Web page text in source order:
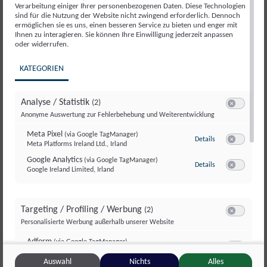
Verarbeitung einiger Ihrer personenbezogenen Daten. Diese Technologien
sind für die Nutzung der Website nicht zwingend erforderlich. Dennoch
ermöglichen sie es uns, einen besseren Service zu bieten und enger mit
Ihnen zu interagieren. Sie können Ihre Einwilligung jederzeit anpassen
oder widerrufen.
KATEGORIEN
Analyse / Statistik (2)
Anonyme Auswertung zur Fehlerbehebung und Weiterentwicklung
Meta Pixel (via Google TagManager)
Meta Platforms Ireland Ltd., Irland
Details zu Meta Pixel
Google Analytics (via Google TagManager)
Google Ireland Limited, Irland
Details zu Google
Targeting / Profiling / Werbung (2)
Personalisierte Werbung außerhalb unserer Website
Adform(via Google TagManager)
Detailszu Adform(via
Switch zum
Auswahl
Nichts
Alles